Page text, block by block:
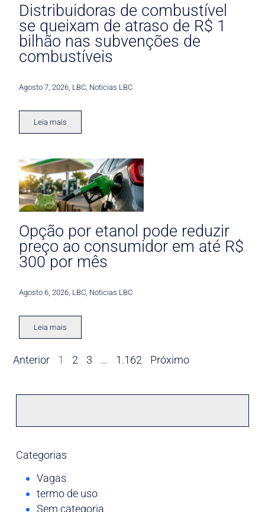
Distribuidoras de combustível
se queixam de atraso de R$ 1
bilhão nas subvenções de
combustíveis
Agosto 7, 2026 LBC Noticias LBC
Leia mais
Opção por etanol pode reduzir
preço ao consumidor em até R$
300 por mês
Agosto 6, 2026 LBC Noticias LBC
Leia mais
Anterior 1 2 3 … 1.162 Próximo
Categorias
Vagas
termo de uso
Sem categoria